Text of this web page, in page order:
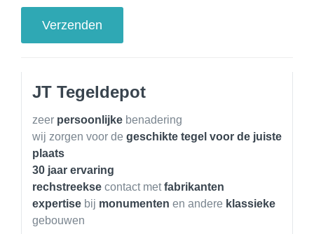
JT Tegeldepot
zeer persoonlijke benadering
wij zorgen voor de geschikte tegel voor de juiste
plaats
30 jaar ervaring
rechstreekse contact metfabrikanten
expertise bij monumenten en andere klassieke
gebouwen